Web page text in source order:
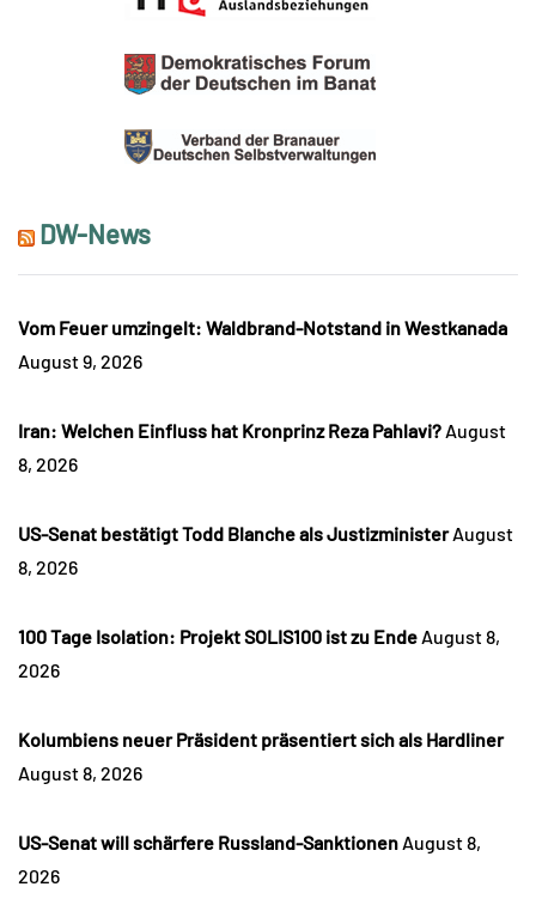
DW-News
Vom Feuer umzingelt: Waldbrand-Notstand in Westkanada
August 9, 2026
Iran: Welchen Einfluss hat Kronprinz Reza Pahlavi? August
8, 2026
US-Senat bestätigt Todd Blanche als Justizminister August
8, 2026
100 Tage Isolation: Projekt SOLIS100 ist zu Ende August 8,
2026
Kolumbiens neuer Präsident präsentiert sich als Hardliner
August 8, 2026
US-Senat will schärfere Russland-Sanktionen August 8,
2026